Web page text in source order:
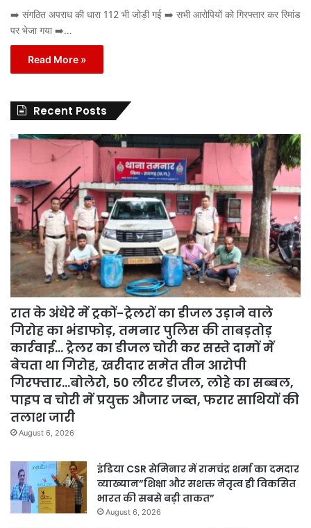
➡️ संगठित अपराध की धारा 112 भी जोड़ी गई ➡️ सभी आरोपियों को गिरफ्तार कर रिमांड
पर भेजा गया ➡️…
Read More »
Recent Posts
रात के अंधेरे में ट्रकों-ट्रेलरों का डीजल उड़ाने वाले
गिरोह का भंडाफोड़, तमनार पुलिस की ताबड़तोड़
कार्रवाई… ट्रेलर का डीजल चोरी कर सस्ते दामों में
बेचता था गिरोह, खरीदार समेत तीन आरोपी
गिरफ्तार…बोलेरो, 50 लीटर डीजल, लोहे का सब्बल,
पाइप व चोरी में प्रयुक्त औजार जब्त, फरार साथियों की
तलाश जारी
August 6, 2026
इंडिया CSR सेमिनार में रामचंद्र शर्मा का दमदार
व्याख्यान”शिक्षा और सशक्त नेतृत्व ही विकसित
भारत की सबसे बड़ी ताकत”
August 6, 2026